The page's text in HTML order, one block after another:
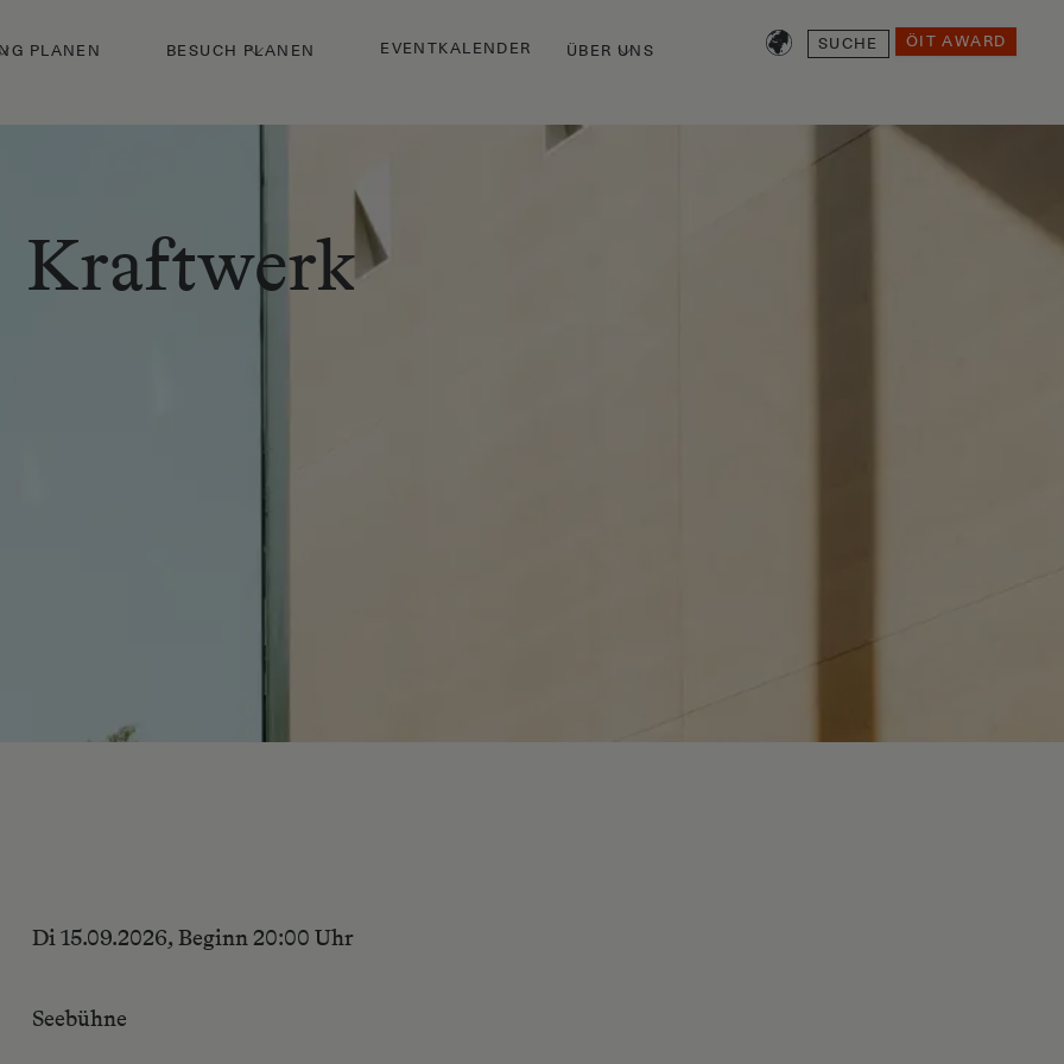
PLANEN BESUCH PLANEN EVENTKALENDER ÜBER UNS SUCHE ÖIT AWARD
Kraftwerk
Di 15.09.2026, Beginn 20:00 Uhr
Seebühne